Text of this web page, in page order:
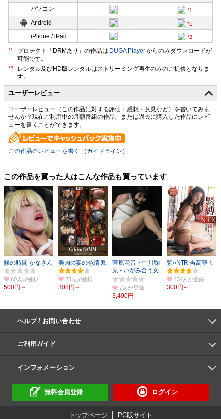
パソコン
Android
iPhone / iPad
プロテクト「DRMあり」の作品は DUGA Player からのみダウンロードが
可能です。
ユーザーレビュー
ユーザーレビュー（この作品に対する評価・感想・意見など）を書いてみま
せんか？現在ご利用中の月額番組の作品、または過去に購入した作品にレビ
ューを書くことができます。
この作品のレビューを書く （ ガイドライン ）
この作品を買った人はこんな作品も買っています
躾の時間 かなさん
60人
500円～
美肉の宴の色情鬼
25人
308円～
菅原花音・中川鞠
菜 - いがみ合う女
たち
7人
3,400円
緊○NTR 吉高寧々
434人
300円～
ヘルプ / お問い合わせ
よくあるご質問
ご利用環境
お支払い方法
パスワードの再設定
サポートセンター
ご利用ガイド
初めての方へ
会員登録の手順
作品購入の手順
動画再生の手順
検索のヒント
DUGA Player
インフォメーション
DUGAからのお知らせ
デュガの歴史とあゆみ
利用規約
個人情報保護方針
特定商取引法に基づく表示
資金決済法に基づく表示
倫理基準
サイトマップ無料会員登録 ログイン
トップページ PC版サイト